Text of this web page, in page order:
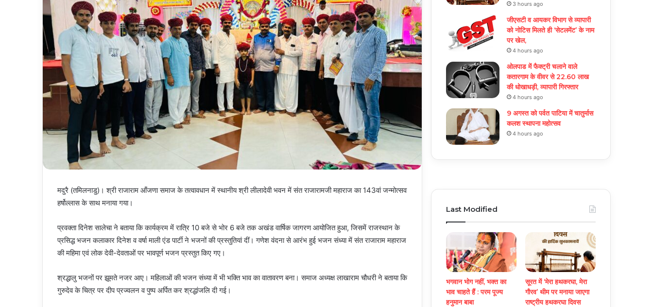
मदुरै (तमिलनाडु)। श्री राजाराम आँजणा समाज के तत्वावधान में स्थानीय श्री लीलादेवी भवन में संत राजारामजी महाराज का 143वां जन्मोत्सव
हर्षोल्लास के साथ मनाया गया।
प्रवक्ता दिनेश सालेचा ने बताया कि कार्यक्रम में रात्रि 10 बजे से भोर 6 बजे तक अखंड वार्षिक जागरण आयोजित हुआ, जिसमें राजस्थान के
प्रसिद्ध भजन कलाकार दिनेश व वर्षा माली एंड पार्टी ने भजनों की प्रस्तुतियां दीं। गणेश वंदना से आरंभ हुई भजन संध्या में संत राजाराम महाराज
की महिमा एवं लोक देवी-देवताओं पर भावपूर्ण भजन प्रस्तुत किए गए।
श्रद्धालु भजनों पर झूमते नजर आए। महिलाओं की भजन संध्या में भी भक्ति भाव का वातावरण बना। समाज अध्यक्ष लाखाराम चौधरी ने बताया कि
गुरुदेव के चित्र पर दीप प्रज्वलन व पुष्प अर्पित कर श्रद्धांजलि दी गई।
3 hours ago
जीएसटी व आयकर विभाग से व्यापारी
को नोटिस मिलते ही ‘सेटलमेंट’ के नाम
पर खेल,
4 hours ago
ओलपाड में फैक्ट्री चलाने वाले
कतारगाम के वीवर से 22.60 लाख
की धोखाधड़ी, व्यापारी गिरफ्तार
4 hours ago
9 अगस्त को पर्वत पाटिया में चातुर्मास
कलश स्थापना महोत्सव
4 hours ago
Last Modified
भगवान भोग नहीं, भक्त का
भाव चाहते हैं : परम पूज्य
हनुमान बाबा
सूरत में ‘मेरा हथकरघा, मेरा
गौरव’ थीम पर मनाया जाएगा
राष्ट्रीय हथकरघा दिवस